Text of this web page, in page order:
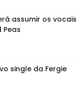
assumir os vocais
Peas
single da Fergie